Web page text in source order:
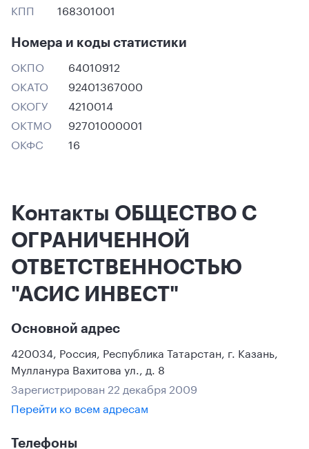
КПП
168301001
Номера и коды статистики
ОКПО
64010912
ОКАТО
92401367000
ОКОГУ
4210014
ОКТМО
92701000001
ОКФС
16
Контакты ОБЩЕСТВО С
ОГРАНИЧЕННОЙ
ОТВЕТСТВЕННОСТЬЮ
"АСИС ИНВЕСТ"
Основной адрес
420034, Россия, Республика Татарстан, г. Казань,
Мулланура Вахитова ул., д. 8
Зарегистрирован 22 декабря 2009
Перейти ко всем адресам
Телефоны